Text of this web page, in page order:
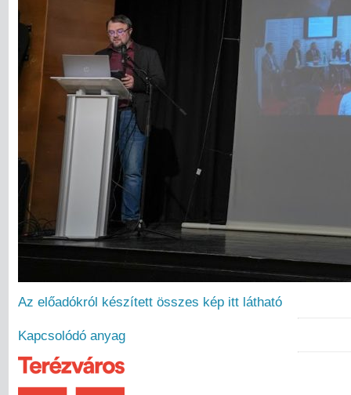
Az előadókról készített összes kép itt látható
Kapcsolódó anyag